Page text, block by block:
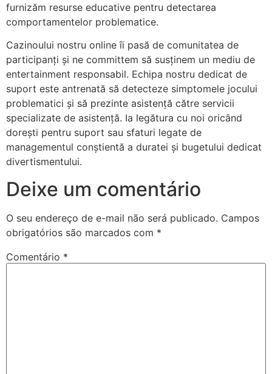
furnizăm resurse educative pentru detectarea
comportamentelor problematice.
Cazinoului nostru online îi pasă de comunitatea de
participanți și ne committem să susținem un mediu de
entertainment responsabil. Echipa nostru dedicat de
suport este antrenată să detecteze simptomele jocului
problematici și să prezinte asistență către servicii
specializate de asistență. Ia legătura cu noi oricând
dorești pentru suport sau sfaturi legate de
managementul conștientă a duratei și bugetului dedicat
divertismentului.
Deixe um comentário
O seu endereço de e-mail não será publicado. Campos
obrigatórios são marcados com *
Comentário *